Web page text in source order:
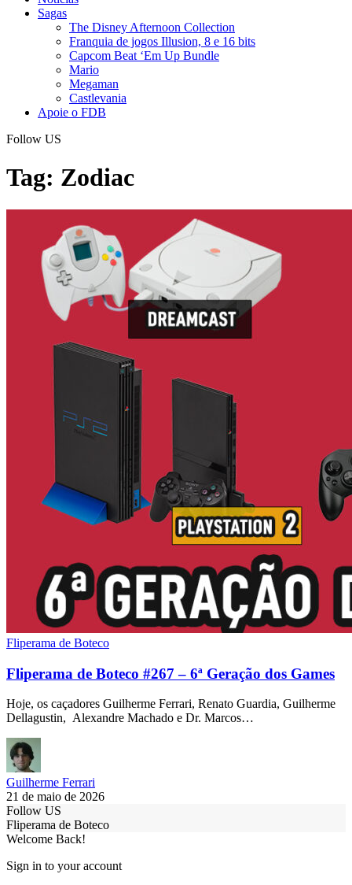
Sagas
The Disney Afternoon Collection
Franquia de jogos Illusion, 8 e 16 bits
Capcom Beat ‘Em Up Bundle
Mario
Megaman
Castlevania
Apoie o FDB
Follow US
Tag: Zodiac
Fliperama de Boteco
Fliperama de Boteco #267 – 6ª Geração dos Games
Hoje, os caçadores Guilherme Ferrari, Renato Guardia, Guilherme
Dellagustin, Alexandre Machado e Dr. Marcos…
Guilherme Ferrari
21 de maio de 2026
Follow US
Fliperama de Boteco
Welcome Back!
Sign in to your account